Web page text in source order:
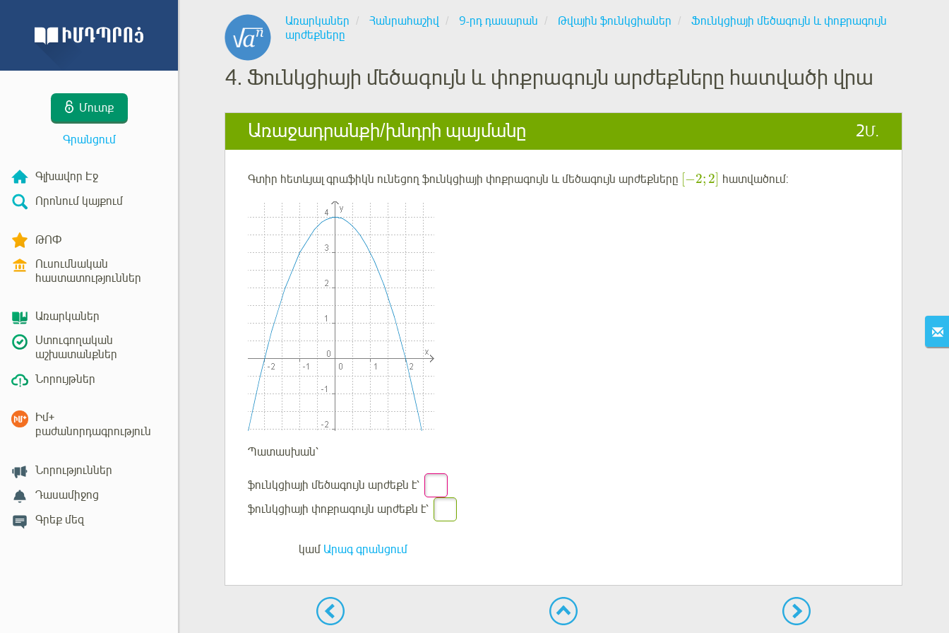
Մուտք
Գրանցում
Գլխավոր Էջ
Որոնում կայքում
ԹՈՓ
Ուսումնական
հաստատություններ
Առարկաներ
Ստուգողական
աշխատանքներ
Նորույթներ
Իմ+
բաժանորդագրություն
Նորություններ
Դասամիջոց
Գրեք մեզ
Առարկաներ Հանրահաշիվ 9-րդ դասարան Թվային ֆունկցիաներ
Ֆունկցիայի մեծագույն և փոքրագույն
արժեքները
4. Ֆունկցիայի մեծագույն և փոքրագույն արժեքները հատվածի վրա
Առաջադրանքի/խնդրի պայմանը 2Մ.
Գտիր հետևյալ գրաֆիկն ունեցող ֆունկցիայի փոքրագույն և մեծագույն արժեքները −2; 2 հատվածում:
Պատասխան՝
ֆունկցիայի մեծագույն արժեքն է՝
ֆունկցիայի փոքրագույն արժեքն է՝
կամ Արագ գրանցում